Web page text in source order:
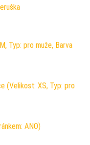
Typ: pro muže, Barva
(Velikost: XS, Typ: pro
ANO)